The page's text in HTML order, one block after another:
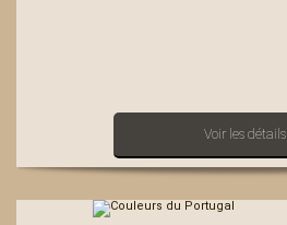
Voir les détails